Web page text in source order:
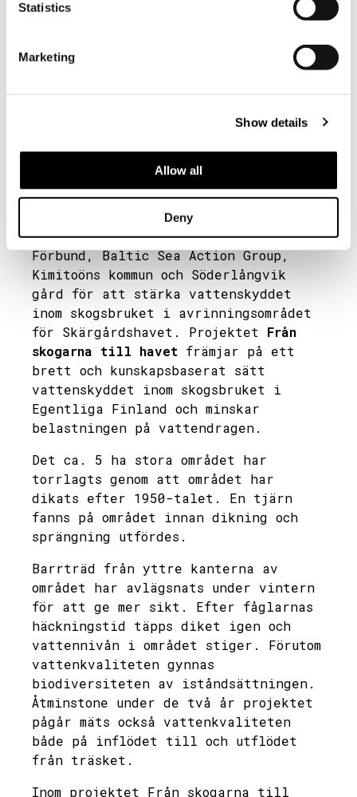
Statistics
Marketing
Show details
Allow all
Deny
Foto: Siv Vesterlund-Karlsson
Restaurering av
2026 i samarbete med projektet Från
skogarna till havet. Projektet Från
skogarna till havet är ett samarbete
mellan Valonia/ Egentliga Finlands
Förbund, Baltic Sea Action Group,
Kimitoöns kommun och Söderlångvik
gård för att stärka vattenskyddet
inom skogsbruket i avrinningsområdet
för Skärgårdshavet. Projektet Från
skogarna till havet främjar på ett
brett och kunskapsbaserat sätt
vattenskyddet inom skogsbruket i
Egentliga Finland och minskar
belastningen på vattendragen.
Det ca. 5 ha stora området har
torrlagts genom att området har
dikats efter 1950-talet. En tjärn
fanns på området innan dikning och
sprängning utfördes.
Barrträd från yttre kanterna av
området har avlägsnats under vintern
för att ge mer sikt. Efter fåglarnas
häckningstid täpps diket igen och
vattennivån i området stiger. Förutom
vattenkvaliteten gynnas
biodiversiteten av iståndsättningen.
Åtminstone under de två år projektet
pågår mäts också vattenkvaliteten
både på inflödet till och utflödet
från träsket.
Inom projektet Från skogarna till